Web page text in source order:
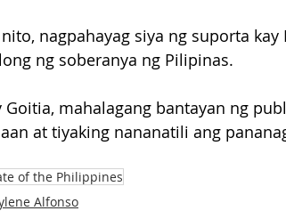
nagpahayag siya ng suporta
ng soberanya ng Pilipinas.
Goitia, mahalagang bantayan ng
at tiyaking nananatili ang
of the Philippines
Alfonso